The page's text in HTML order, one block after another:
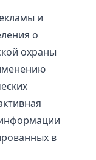
и
о
охраны
в